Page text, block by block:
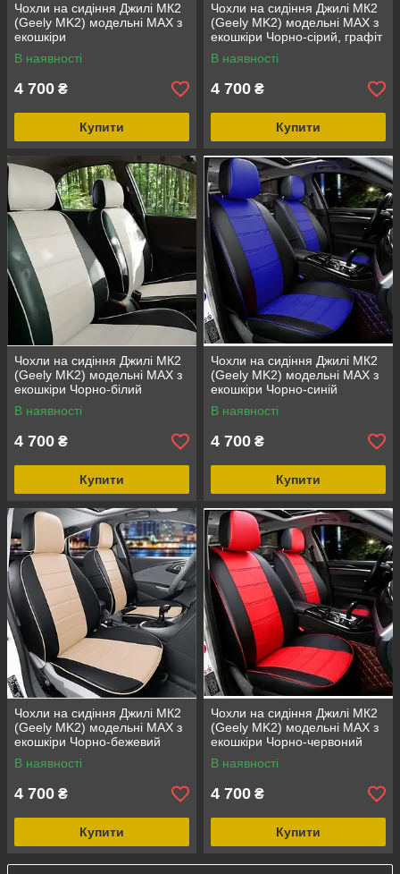
Чохли на сидіння Джилі МК2
(Geely MK2) модельні MAX з
екошкіри
В наявності
4 700 ₴
Купити
Чохли на сидіння Джилі МК2
(Geely MK2) модельні MAX з
екошкіри Чорно-сірий, графіт
В наявності
4 700 ₴
Купити
Чохли на сидіння Джилі МК2
(Geely MK2) модельні MAX з
екошкіри Чорно-білий
В наявності
4 700 ₴
Купити
Чохли на сидіння Джилі МК2
(Geely MK2) модельні MAX з
екошкіри Чорно-синій
В наявності
4 700 ₴
Купити
Чохли на сидіння Джилі МК2
(Geely MK2) модельні MAX з
екошкіри Чорно-бежевий
В наявності
4 700 ₴
Купити
Чохли на сидіння Джилі МК2
(Geely MK2) модельні MAX з
екошкіри Чорно-червоний
В наявності
4 700 ₴
Купити